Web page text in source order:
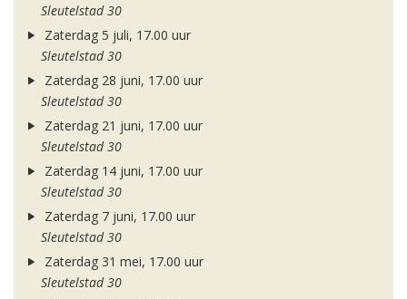
Sleutelstad 30
Zaterdag 5 juli, 17.00 uur
Sleutelstad 30
Zaterdag 28 juni, 17.00 uur
Sleutelstad 30
Zaterdag 21 juni, 17.00 uur
Sleutelstad 30
Zaterdag 14 juni, 17.00 uur
Sleutelstad 30
Zaterdag 7 juni, 17.00 uur
Sleutelstad 30
Zaterdag 31 mei, 17.00 uur
Sleutelstad 30